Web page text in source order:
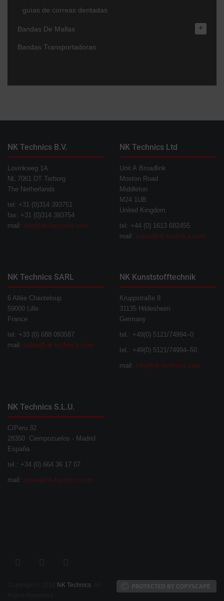
guías de correas dentadas
Bandas De Mallas +
Bandas Transportadoras
NK Technics B.V.
Lovinkweg 1A
NL 7061 DT Terborg
The Netherlands
tel: +31 (0)314 393751
fax: +31 (0)314 393754
mail: info@nk-technics.com
NK Technics Ltd
Unit A Broadlink
Moston Road
Middleton
M24 1UB
United Kingdom
tel: +44 (0) 1613 682455
mail: sales@nk-technics.com
NK Technics SARL
6 Allée Chanteloup
59000 Lille
France
tel: +33 (0) 688 093587
mail: sales@nk-technics.com
NK Kunststofftechnik
Kruppstraße 8
31135 Hildesheim
Germany
tel.: +49(0) 5121/74994–0
tel.: +49(0) 5121/74994–50
mail: info@nk-technics.com
NK Technics S.L.U.
C/Peru 32
28350 Ciempozuelos - Madrid
España
tel.: +34 (0) 664 36 17 07
mail: sales@nk-technics.com
NK Technics